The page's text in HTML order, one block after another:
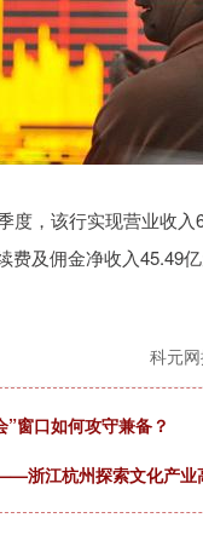
度，该行实现营业收
及佣金净收入45.49
科元
窗口如何攻守兼备？
浙江杭州探索文化产业
深证成指